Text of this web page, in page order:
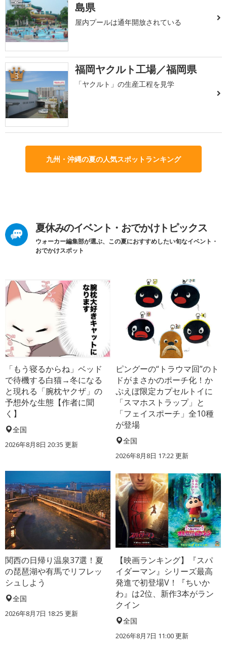
島県
屋内プールは通年開放されている
3 福岡ヤクルト工場／福岡県
「ヤクルト」の生産工程を見学
九州・沖縄の夏の人気スポットランキング
夏休みのイベント・おでかけトピックス
ウォーカー編集部が選ぶ、この夏におすすめしたい旬なイベント・
おでかけスポット
「もう寝るからね」ベッド
で待機する白猫→冬になる
と現れる「腕枕ヤクザ」の
予想外な生態【作者に聞
く】
全国
2026年8月8日 20:35 更新
ピングーの“トラウマ回”のト
ドがまさかのポーチ化！か
ぷえぼ限定カプセルトイに
「スマホストラップ」と
「フェイスポーチ」全10種
が登場
全国
2026年8月8日 17:22更新
関西の日帰り温泉37選！夏
の琵琶湖や有馬でリフレッ
シュしよう
全国
2026年8月7日 18:25 更新
【映画ランキング】『スパ
イダーマン』シリーズ最高
発進で初登場V！『ちいか
わ』は2位、新作3本がラン
クイン
全国
2026年8月7日 11:00更新